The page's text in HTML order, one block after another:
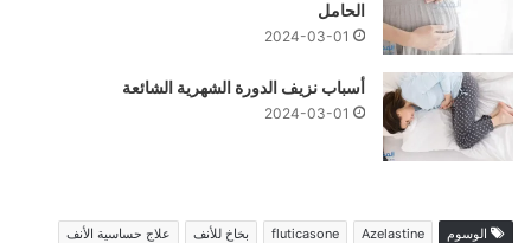
الحامل
2024-03-01
أسباب نزيف الدورة الشهرية الشائعة
2024-03-01
الوسوم Azelastine
fluticasone بخاخ للأنف
علاج حساسية الأنف